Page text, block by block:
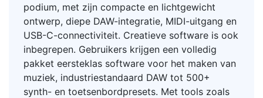
podium, met zijn compacte en lichtgewicht
ontwerp, diepe DAW-integratie, MIDI-uitgang en
USB-C-connectiviteit. Creatieve software is ook
inbegrepen. Gebruikers krijgen een volledig
pakket eersteklas software voor het maken van
muziek, industriestandaard DAW tot 500+
synth- en toetsenbordpresets. Met tools zoals